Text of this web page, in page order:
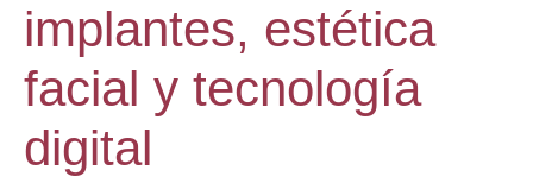
implantes, estética
facial y tecnología
digital